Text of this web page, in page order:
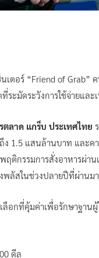
ตอร์ “Friend of Grab”
ระมัดระวังการใช้จ่ายและ
ลาด แกร็บ ประเทศไทย
ง 1.5 แสนล้านบาท และค
ติกรรมการสั่งอาหารผ่า
พลัสในช่วงปลายปีที่ผ่านมา
อกที่คุ้มค่าเพื่อรักษาฐาน
ดีล